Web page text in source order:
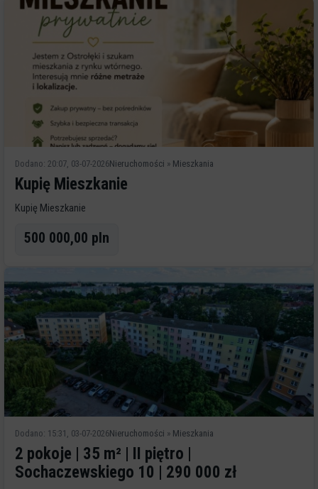
Dodano: 20:07, 03-07-2026Nieruchomości » Mieszkania
Kupię Mieszkanie
Kupię Mieszkanie
500 000,00 pln
Dodano: 15:31, 03-07-2026Nieruchomości » Mieszkania
2 pokoje | 35 m² | II piętro |
Sochaczewskiego 10 | 290 000 zł